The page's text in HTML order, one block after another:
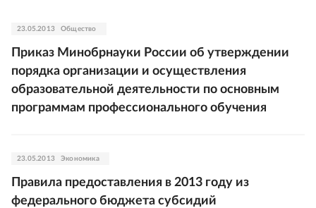
23.05.2013 Общество
Приказ Минобрнауки России об утверждении
порядка организации и осуществления
образовательной деятельности по основным
программам профессионального обучения
23.05.2013 Экономика
Правила предоставления в 2013 году из
федерального бюджета субсидий